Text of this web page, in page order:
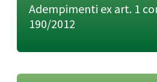
Adempimenti ex art. 1
190/2012